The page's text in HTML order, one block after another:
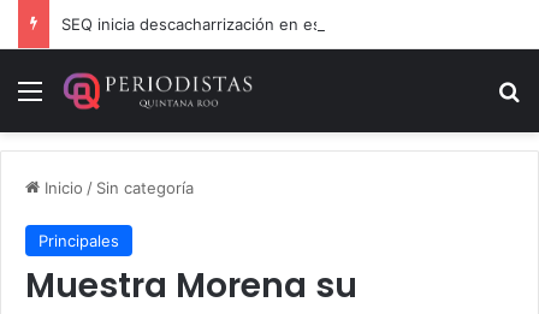
Menú
Inicio / Sin categoría
Principales
Muestra Morena su